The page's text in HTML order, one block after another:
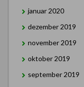
januar 2020
dezember 2019
november 2019
oktober 2019
september 2019